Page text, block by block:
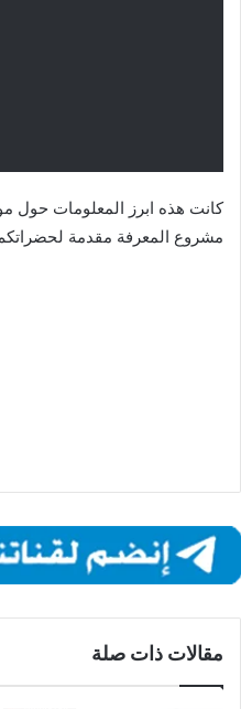
كانت هذه ابرز المعلومات حول
مشروع المعرفة مقدمة
مقالات ذات صلة